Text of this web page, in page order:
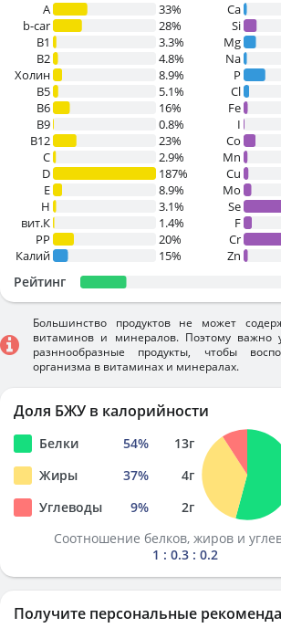
A
33%
b-car
28%
В1
3.3%
B2
4.8%
Холин
8.9%
B5
5.1%
B6
16%
B9
0.8%
B12
23%
C
2.9%
D
187%
E
8.9%
H
3.1%
вит.К
1.4%
PP
20%
Калий
15%
Ca
Si
Mg
Na
P
Cl
Fe
I
Co
Mn
Cu
Mo
Se
F
Cr
Zn
Рейтинг
Большинство продуктов не может
витаминов и минералов. Поэтому важно
разннообразные продукты, чтобы
организма в витаминах и минералах.
Доля БЖУ в калорийности
Белки 54% 13г
Жиры
37% 4г
Углеводы
9% 2г
Соотношение белков, жиров и
1 : 0.3 : 0.2
Получите персональные